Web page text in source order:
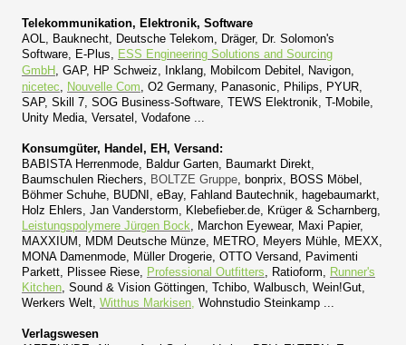
Telekommunikation, Elektronik, Software
AOL, Bauknecht, Deutsche Telekom, Dräger, Dr. Solomon's
Software, E-Plus,
ESS Engineering Solutions and Sourcing
GmbH
GAP, HP Schweiz, Inklang, Mobilcom Debitel, Navigon,
nicetec
Nouvelle Com , O2 Germany, Panasonic, Philips, PYUR,
SAP, Skill 7, SOG Business-Software, TEWS Elektronik, T-Mobile,
Unity Media, Versatel, Vodafone ...
Konsumgüter, Handel, EH, Versand:
BABISTA Herrenmode, Baldur Garten, Baumarkt Direkt,
Baumschulen Riechers,
BOLTZE Gruppe , bonprix, BOSS Möbel,
Böhmer Schuhe, BUDNI, eBay, Fahland Bautechnik, hagebaumarkt,
Holz Ehlers, Jan Vanderstorm, Klebefieber.de, Krüger & Scharnberg,
Leistungspolymere Jürgen Bock , Marchon Eyewear, Maxi Papier,
MAXXIUM, MDM Deutsche Münze, METRO, Meyers Mühle, MEXX,
MONA Damenmode, Müller Drogerie, OTTO Versand, Pavimenti
Parkett, Plissee Riese,
Professional Outfitters , Ratioform,
Runner's
Kitchen , Sound & Vision Göttingen, Tchibo, Walbusch, Wein!Gut,
Werkers Welt, Witthus Markisen Wohnstudio Steinkamp ...
Verlagswesen